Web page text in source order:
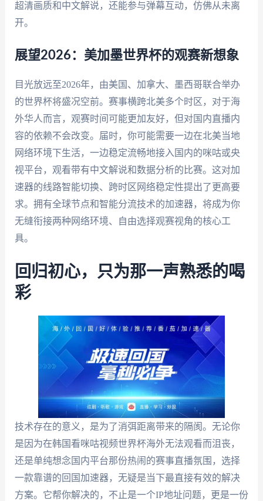
超清画质和中文解说，还能参与弹幕互动，仿佛从未离
开。
展望2026：美加墨世界杯的观赛新想象
目光放远至2026年，由美国、加拿大、墨西哥联合举办
的世界杯将盛况空前。赛事横跨北美多个时区，对于海
外华人而言，观赛时间可能更加友好，但对国内直播内
容的依赖不会改变。届时，你可能需要一边在北美当地
网络环境下生活，一边稳定流畅地接入国内的咪咕或央
视平台，观看带有中文解说和数据分析的比赛。这对加
速器的线路智能切换、跨时区网络稳定性提出了更高要
求。拥有全球节点和智能分流技术的加速器，将成为你
无缝衔接两种网络环境、自由选择观赛视角的核心工
具。
回归初心，只为那一声熟悉的喝
彩
技术存在的意义，是为了消弭距离带来的隔阂。无论你
是因为在韩国看咪咕视频世界杯海外无法观看而沮丧，
还是单纯想念国内平台那份热闹的赛事直播氛围，选择
一款靠谱的回国加速器，无疑是当下最直接有效的解决
方案。它帮你解决的，不止是一个IP地址问题，更是一份